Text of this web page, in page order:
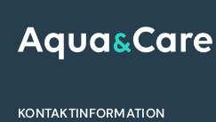
KONTAKTINFORMATION